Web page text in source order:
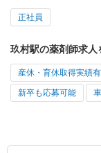
正社員
玖村駅の薬剤師求
産休・育休取得実績有
新卒も応募可能